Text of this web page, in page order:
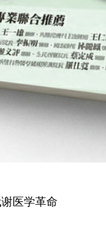
医学革命